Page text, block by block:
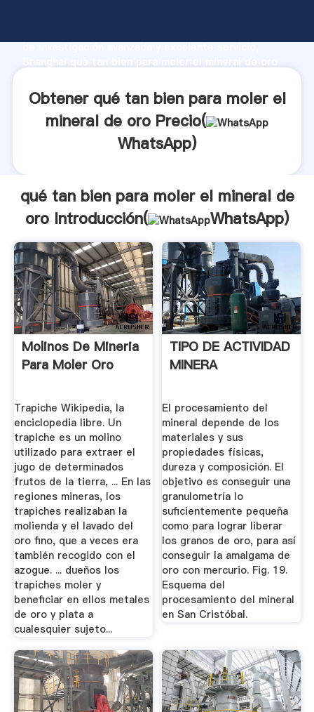
de investigación avanzada y excelente servicio,
clientes.
Obtener qué tan bien para moler el
mineral de oro Precio(
WhatsApp)
qué tan bien para moler el mineral de
oro Introducción(
WhatsApp)
Molinos De Mineria
Para Moler Oro
Trapiche Wikipedia, la
enciclopedia libre. Un
trapiche es un molino
utilizado para extraer el
jugo de determinados
frutos de la tierra, ... En las
regiones mineras, los
trapiches realizaban la
molienda y el lavado del
oro fino, que a veces era
también recogido con el
azogue. ... dueños los
trapiches moler y
beneficiar en ellos metales
de oro y plata a
cualesquier sujeto...
TIPO DE ACTIVIDAD
MINERA
El procesamiento del
mineral depende de los
materiales y sus
propiedades físicas,
dureza y composición. El
objetivo es conseguir una
granulometría lo
suficientemente pequeña
como para lograr liberar
los granos de oro, para así
conseguir la amalgama de
oro con mercurio. Fig. 19.
Esquema del
procesamiento del mineral
en San Cristóbal.